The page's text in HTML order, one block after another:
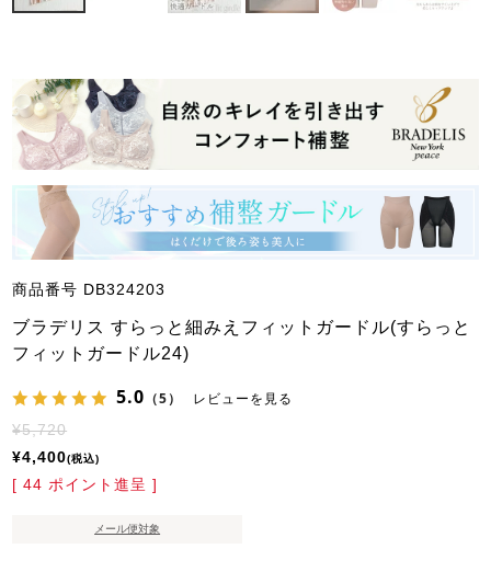
商品番号 DB324203
ブラデリス すらっと細みえフィットガードル(すらっと
フィットガードル24)
5.0 （5） レビューを見る
¥5,720
¥4,400 税込
[ 44 ポイント進呈 ]
メール便対象